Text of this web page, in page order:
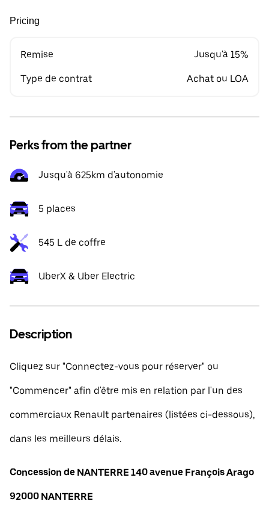
Pricing
Remise Jusqu'à 15%
Type de contrat Achat ou LOA
Perks from the partner
Jusqu'à 625km d'autonomie
5 places
545 L de coffre
UberX & Uber Electric
Description
Cliquez sur "Connectez-vous pour réserver" ou
"Commencer" afin d'être mis en relation par l'un des
commerciaux Renault partenaires (listées ci-dessous),
dans les meilleurs délais.
Concession de NANTERRE 140 avenue François Arago
92000 NANTERRE